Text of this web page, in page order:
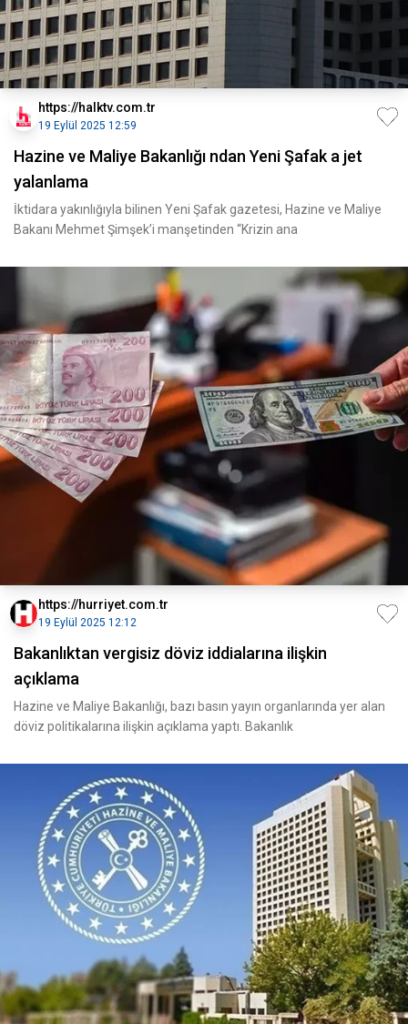
https://halktv.com.tr
19 Eylül 2025 12:59
Hazine ve Maliye Bakanlığı ndan Yeni Şafak a jet
yalanlama
İktidara yakınlığıyla bilinen Yeni Şafak gazetesi, Hazine ve Maliye
Bakanı Mehmet Şimşek’i manşetinden “Krizin ana
https://hurriyet.com.tr
19 Eylül 2025 12:12
Bakanlıktan vergisiz döviz iddialarına ilişkin
açıklama
Hazine ve Maliye Bakanlığı, bazı basın yayın organlarında yer alan
döviz politikalarına ilişkin açıklama yaptı. Bakanlık